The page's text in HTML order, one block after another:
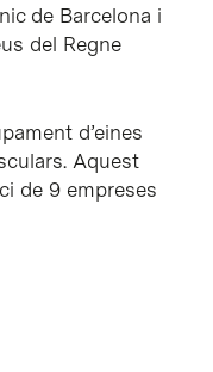
de Barcelona i
del Regne
d’eines
Aquest
de 9 empreses